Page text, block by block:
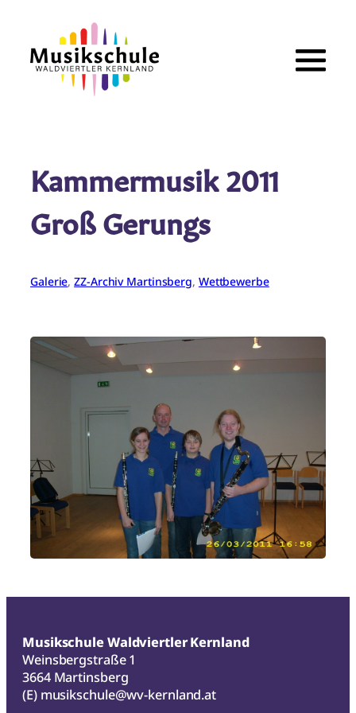
springen
Kammermusik 2011
Groß Gerungs
Galerie, ZZ-Archiv Martinsberg, Wettbewerbe
Musikschule Waldviertler Kernland
Weinsbergstraße 1
3664 Martinsberg
(E) musikschule@wv-kernland.at